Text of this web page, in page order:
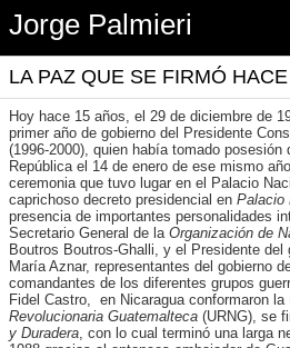
Jorge Palmieri
LA PAZ QUE SE FIRMÓ
Hoy hace 15 años, el 29 de diciembre de
primer año de gobierno del Presidente
(1996-2000), quien había tomado posesión
República el 14 de enero de ese mismo
ceremonia que tuvo lugar en el Palacio
caprichoso decreto presidencial en Palacio
presencia de importantes personalidades
Secretario General de la Organización de
Boutros Boutros-Ghalli, y el Presidente
María Aznar, representantes del gobierno
comandantes de los diferentes grupos
Fidel Castro, en Nicaragua conformaron la
Revolucionaria Guatemalteca (URNG), se
y Duradera, con lo cual terminó una larga